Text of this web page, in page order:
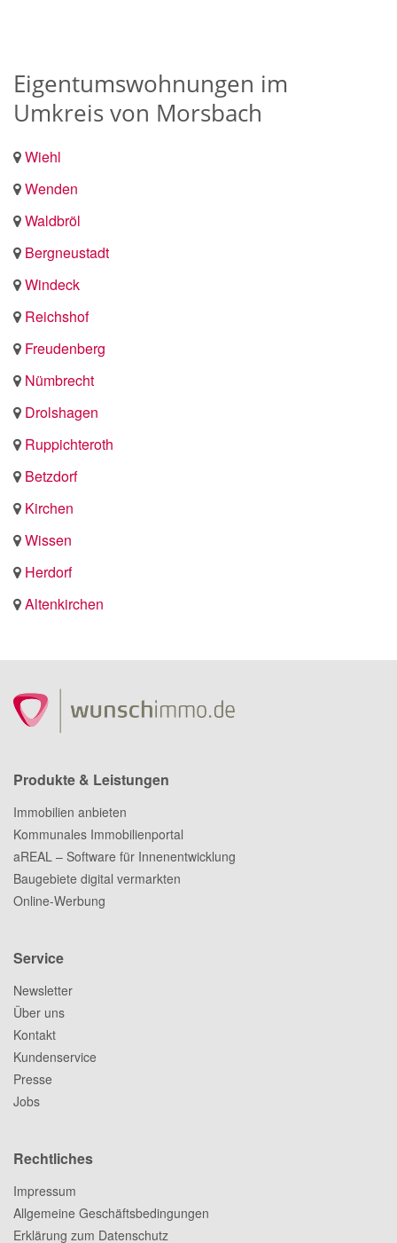
Eigentumswohnungen im
Umkreis von Morsbach
Wiehl
Wenden
Waldbröl
Bergneustadt
Windeck
Reichshof
Freudenberg
Nümbrecht
Drolshagen
Ruppichteroth
Betzdorf
Kirchen
Wissen
Herdorf
Altenkirchen
Produkte & Leistungen
Immobilien anbieten
Kommunales Immobilienportal
aREAL – Software für Innenentwicklung
Baugebiete digital vermarkten
Online-Werbung
Service
Newsletter
Über uns
Kontakt
Kundenservice
Presse
Jobs
Rechtliches
Impressum
Allgemeine Geschäftsbedingungen
Erklärung zum Datenschutz